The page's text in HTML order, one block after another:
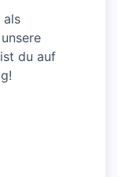
als
du auf